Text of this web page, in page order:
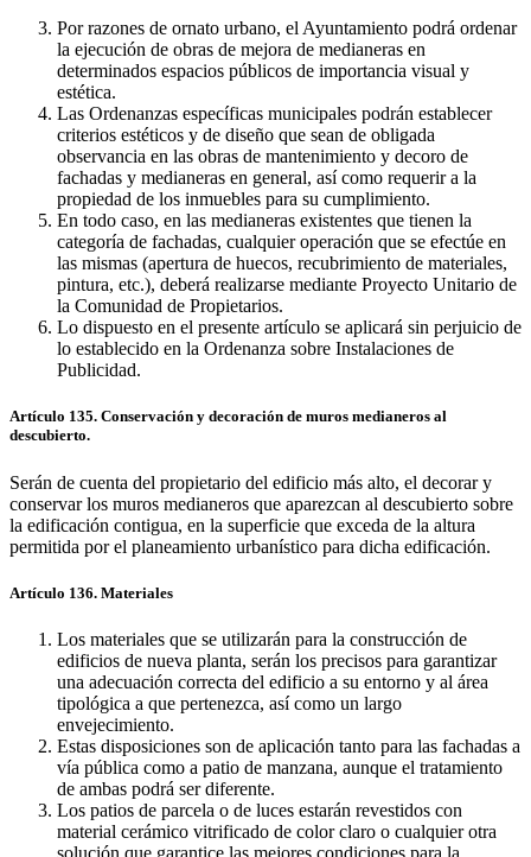
Por razones de ornato urbano, el Ayuntamiento podrá ordenar
la ejecución de obras de mejora de medianeras en
determinados espacios públicos de importancia visual y
estética.
Las Ordenanzas específicas municipales podrán establecer
criterios estéticos y de diseño que sean de obligada
observancia en las obras de mantenimiento y decoro de
fachadas y medianeras en general, así como requerir a la
propiedad de los inmuebles para su cumplimiento.
En todo caso, en las medianeras existentes que tienen la
categoría de fachadas, cualquier operación que se efectúe en
las mismas (apertura de huecos, recubrimiento de materiales,
pintura, etc.), deberá realizarse mediante Proyecto Unitario de
la Comunidad de Propietarios.
Lo dispuesto en el presente artículo se aplicará sin perjuicio de
lo establecido en la Ordenanza sobre Instalaciones de
Publicidad.
Artículo 135. Conservación y decoración de muros medianeros al
descubierto.
Serán de cuenta del propietario del edificio más alto, el decorar y
conservar los muros medianeros que aparezcan al descubierto sobre
la edificación contigua, en la superficie que exceda de la altura
permitida por el planeamiento urbanístico para dicha edificación.
Artículo 136. Materiales
Los materiales que se utilizarán para la construcción de
edificios de nueva planta, serán los precisos para garantizar
una adecuación correcta del edificio a su entorno y al área
tipológica a que pertenezca, así como un largo
envejecimiento.
Estas disposiciones son de aplicación tanto para las fachadas a
vía pública como a patio de manzana, aunque el tratamiento
de ambas podrá ser diferente.
Los patios de parcela o de luces estarán revestidos con
material cerámico vitrificado de color claro o cualquier otra
solución que garantice las mejores condiciones para la